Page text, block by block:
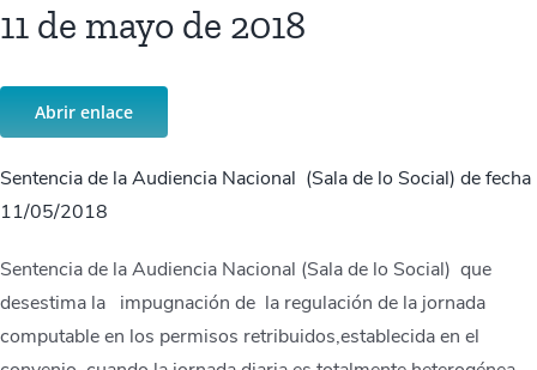
11 de mayo de 2018
Abrir enlace
Sentencia de la Audiencia Nacional (Sala de lo Social) de fecha
11/05/2018
Sentencia de la Audiencia Nacional (Sala de lo Social) que
desestima la impugnación de la regulación de la jornada
computable en los permisos retribuidos,establecida en el